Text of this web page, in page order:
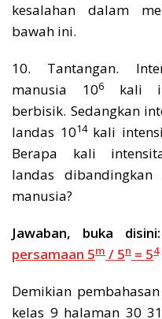
kesalahan dalam
bawah ini.
10. Tantangan.
manusia 106kali
berbisik. Sedangkan
landas 1014kali
Berapa kali
landas
manusia?
Jawaban, buka
persamaan 5m / 5n = 54
Demikian
kelas 9 halaman 30